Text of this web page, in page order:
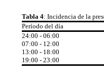
Tabla 4: Incidencia de la
Período del día
24:00 - 06:00
07:00 - 12:00
13:00 - 18:00
19:00 - 23:00